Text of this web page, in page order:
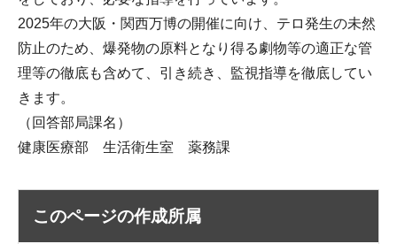
2025年の大阪・関西万博の開催に向け、テロ発生の未然
防止のため、爆発物の原料となり得る劇物等の適正な管
理等の徹底も含めて、引き続き、監視指導を徹底してい
きます。
（回答部局課名）
健康医療部 生活衛生室 薬務課
このページの作成所属